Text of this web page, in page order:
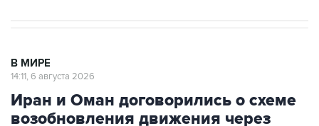
В МИРЕ
14:11, 6 августа 2026
Иран и Оман договорились о схеме
возобновления движения через